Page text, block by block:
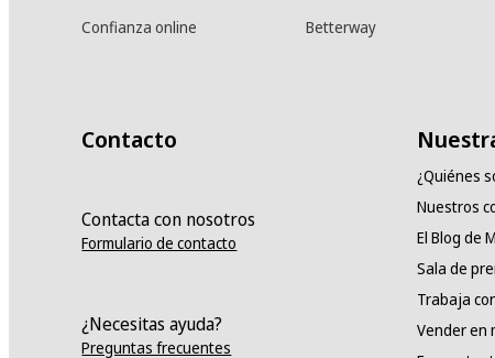
Confianza online Betterway
Contacto
Contacta con nosotros
Formulario de contacto
¿Necesitas ayuda?
Preguntas frecuentes
¿Quiénes
Nuestros
El Blog de
Sala de
Trabaja
Vender en